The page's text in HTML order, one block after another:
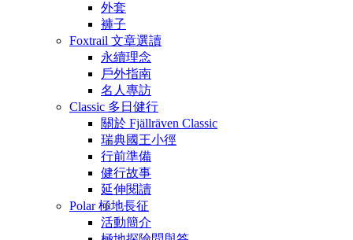
外套
褲子
Foxtrail 文章選讀
永續理念
戶外指南
名人專訪
Classic 多日健行
關於 Fjällräven Classic
瑞典國王小徑
行前準備
健行故事
延伸閱讀
Polar 極地長征
活動簡介